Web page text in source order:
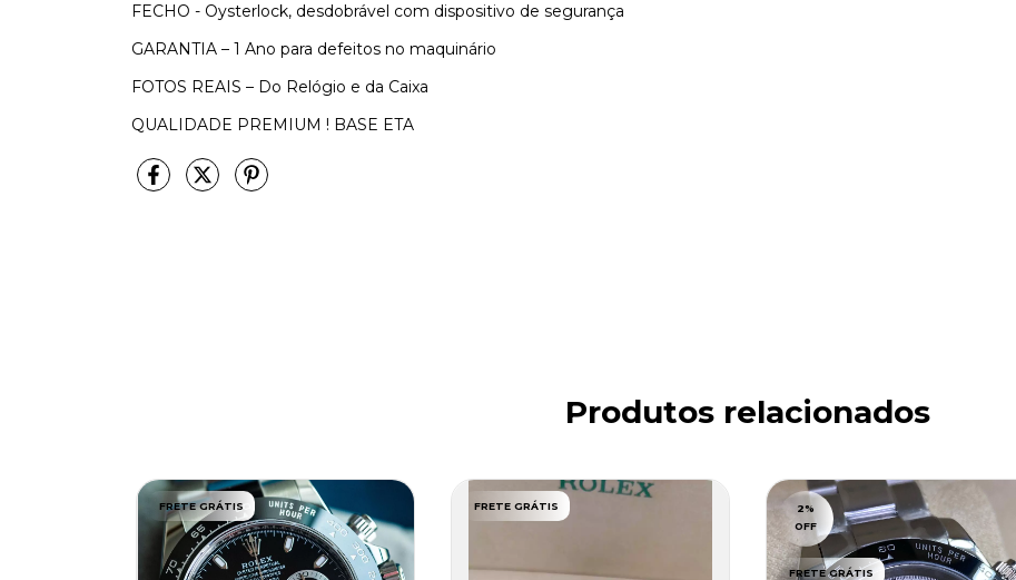
FECHO - Oysterlock, desdobrável com dispositivo de segurança
GARANTIA – 1 Ano para defeitos no maquinário
FOTOS REAIS – Do Relógio e da Caixa
QUALIDADE PREMIUM ! BASE ETA
Produtos relacionados
FRETE GRÁTIS FRETE GRÁTIS 2%
OFF
FRETE GRÁTIS